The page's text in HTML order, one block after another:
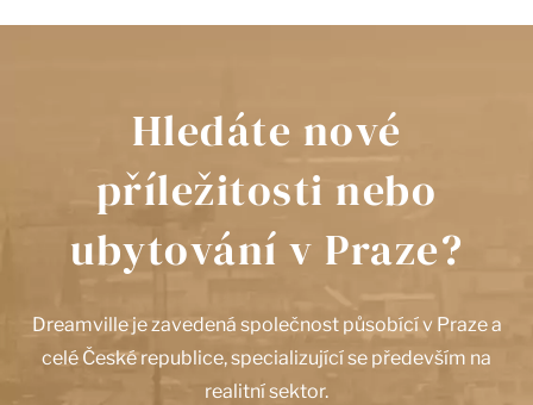
Hledáte nové
příležitosti nebo
ubytování v Praze?
Dreamville je zavedená společnost působící v Praze a
celé České republice, specializující se především na
realitní sektor.